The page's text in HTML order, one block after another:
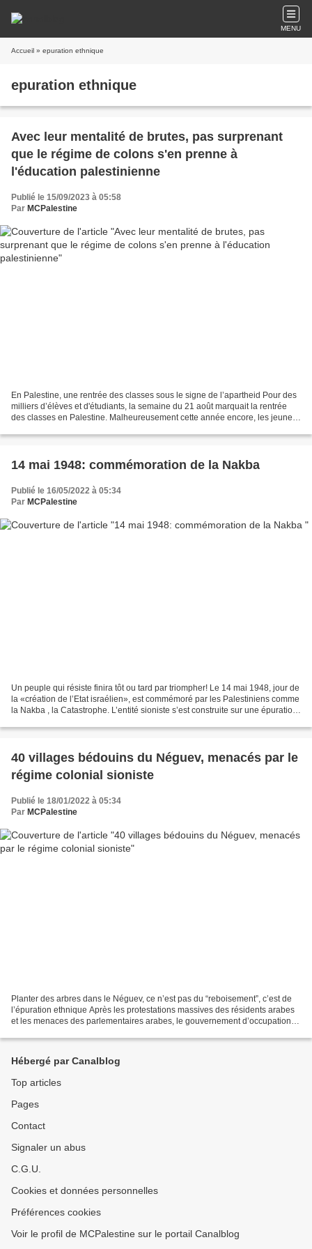
MENU
Accueil » epuration ethnique
epuration ethnique
Avec leur mentalité de brutes, pas surprenant
que le régime de colons s'en prenne à
l'éducation palestinienne
Publié le 15/09/2023 à 05:58
Par MCPalestine
En Palestine, une rentrée des classes sous le signe de l’apartheid Pour des
milliers d’élèves et d'étudiants, la semaine du 21 août marquait la rentrée
des classes en Palestine. Malheureusement cette année encore, les jeunes
14 mai 1948: commémoration de la Nakba
Publié le 16/05/2022 à 05:34
Par MCPalestine
Un peuple qui résiste finira tôt ou tard par triompher! Le 14 mai 1948, jour de
la «création de l’Etat israélien», est commémoré par les Palestiniens comme
la Nakba , la Catastrophe. L’entité sioniste s’est construite sur une épuration
40 villages bédouins du Néguev, menacés par le
régime colonial sioniste
Publié le 18/01/2022 à 05:34
Par MCPalestine
Planter des arbres dans le Néguev, ce n’est pas du “reboisement”, c’est de
l’épuration ethnique Après les protestations massives des résidents arabes
et les menaces des parlementaires arabes, le gouvernement d’occupation
Hébergé par Canalblog
Top articles
Pages
Contact
Signaler un abus
C.G.U.
Cookies et données personnelles
Préférences cookies
Voir le profil de MCPalestine sur le portail Canalblog